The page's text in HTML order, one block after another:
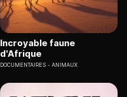
Incroyable faune
d'Afrique
DOCUMENTAIRES ANIMAUX